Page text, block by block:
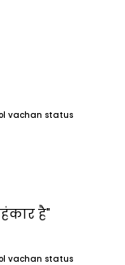
vachan status
है"
vachan status